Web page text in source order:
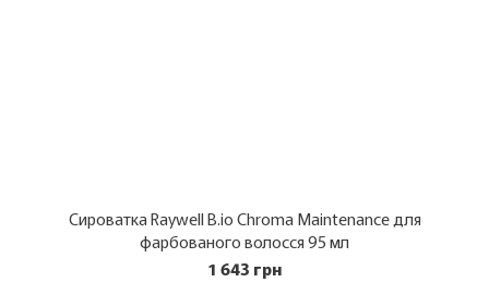
Сироватка Raywell B.io Chroma Maintenance для
фарбованого волосся 95 мл
1 643 грн